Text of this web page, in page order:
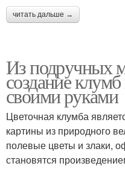
читать дальше →
Из подручных
создание
своими руками
Цветочная клумба
картины из природного
полевые цветы и злаки,
становятся